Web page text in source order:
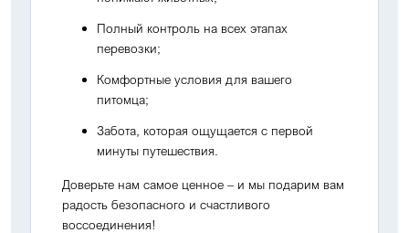
Полный контроль на всех этапах
перевозки;
Комфортные условия для вашего
питомца;
Забота, которая ощущается с первой
минуты путешествия.
Доверьте нам самое ценное – и мы подарим вам
радость безопасного и счастливого
воссоединения!